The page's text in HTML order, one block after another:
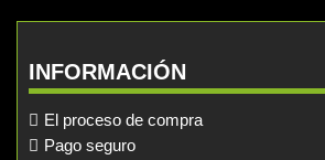
INFORMACIÓN
El proceso de compra
Pago seguro